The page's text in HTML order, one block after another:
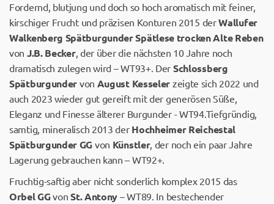
Fordernd, blutjung und doch so hoch aromatisch mit feiner,
kirschiger Frucht und präzisen Konturen 2015 derWallufer
Walkenberg Spätburgunder Spätlese trocken Alte Reben
von J.B. Becker, der über die nächsten 10 Jahre noch
dramatisch zulegen wird – WT93+. Der Schlossberg
Spätburgunder von August Kesseler zeigte sich 2022 und
auch 2023 wieder gut gereift mit der generösen Süße,
Eleganz und Finesse älterer Burgunder - WT94.Tiefgründig,
samtig, mineralisch 2013 der Hochheimer Reichestal
Spätburgunder GG von Künstler, der noch ein paar Jahre
Lagerung gebrauchen kann – WT92+.
Fruchtig-saftig aber nicht sonderlich komplex 2015 das
Orbel GGvonSt. Antony – WT89. In bestechender